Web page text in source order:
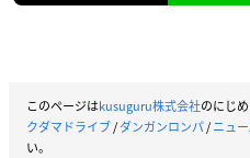
このページはkusuguru株式会社のにじ
クダマドライブ/ダンガンロンパ/ニュ
い。